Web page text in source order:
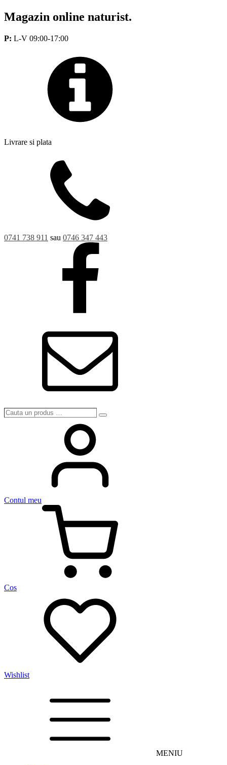
Magazin online naturist.
P: L-V 09:00-17:00
Livrare si plata
0741 738 911 sau 0746 347 443
Cauta
Search
Contul meu
Cos
Wishlist
MENIU